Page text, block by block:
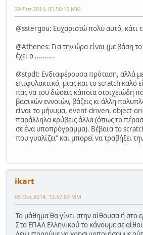
29 Σεπ 2014, 05:56:10 ΜΜ
@sstergou: Ευχαριστώ πολύ αυτό, κάτι
@Athenes: Για την ώρα είναι (με βάση
έχει ο ..........
@stpdt: Ενδιαφέρουσα πρόταση, αλλά
επιφυλακτικό, μιας και το scratch καλό
πας να του δώσεις κάποια στοιχειώδη
βασικών εννοιών, βάζεις κι άλλη
είναι το μήνυμα, event-driven, object-
παράλληλα κρύβεις άλλα (όπως το
σε ένα υποπρόγραμμα). Βέβαια το
που γυαλίζει" και μπορεί να τραβήξει
ikart
05 Οκτ 2014, 12:57:07 ΜΜ
Το μάθημα θα γίνει στην αίθουσα ή στο
Στο ΕΠΑΛ Ελληνικού το κάνουμε σε